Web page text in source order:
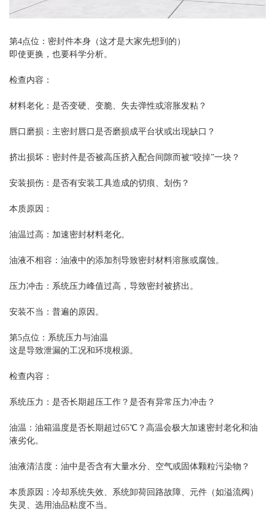
第4点位：密封件本身（这才是大家先想到的）
即使更换，也要科学分析。
检查内容：
材料老化：是否变硬、变脆、失去弹性或溶胀发粘？
唇口磨损：主密封唇口是否磨损成平台状或出现缺口？
挤出损坏：密封件是否被高压挤入配合间隙而被“咬掉”一块？
安装损伤：是否有安装工具造成的切痕、划伤？
本质原因：
油温过高：加速密封材料老化。
油液不相容：油液中的添加剂导致密封材料溶胀或腐蚀。
压力冲击：系统压力峰值过高，导致密封被挤出。
安装不当：普遍的原因。
第5点位：系统压力与油温
这是导致泄漏的工况和环境根源。
检查内容：
系统压力：是否长期超压工作？是否有异常压力冲击？
油温：油箱温度是否长期超过65℃？高温会极大加速密封老化和油
液劣化。
油液清洁度：油中是否含有大量水分、空气或固体颗粒污染物？
本质原因：冷却系统失效、系统卸荷回路故障、元件（如溢流阀）
失灵、选用油品粘度不当。